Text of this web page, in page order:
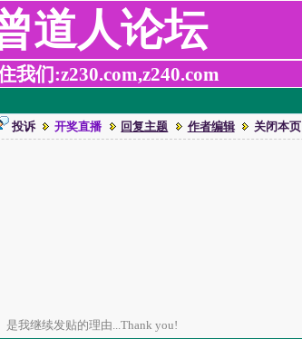
道人论坛
我们:z230.com,z240.com
投诉 开奖直播 回复主题 作者编辑 关闭本页
我继续发贴的理由...Thank you!